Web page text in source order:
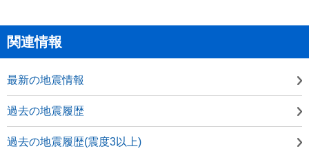
関連情報
最新の地震情報
過去の地震履歴
過去の地震履歴(震度3以上)